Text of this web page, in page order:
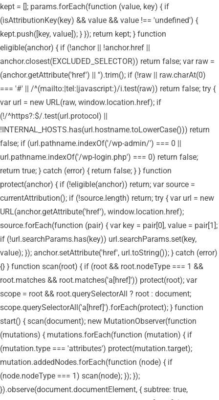
kept = []; params.forEach(function (value, key) { if
(isAttributionKey(key) && value && value !== 'undefined') {
kept.push([key, value]); } }); return kept; } function
eligible(anchor) { if (!anchor || !anchor.href ||
anchor.closest(EXCLUDED_SELECTOR)) return false; var raw =
(anchor.getAttribute('href') || '').trim(); if (!raw || raw.charAt(0)
=== '#' || /^(mailto:|tel:|javascript:)/i.test(raw)) return false; try {
var url = new URL(raw, window.location.href); if
(!/^https?:$/.test(url.protocol) ||
!INTERNAL_HOSTS.has(url.hostname.toLowerCase())) return
false; if (url.pathname.indexOf('/wp-admin/') === 0 ||
url.pathname.indexOf('/wp-login.php') === 0) return false;
return true; } catch (error) { return false; } } function
protect(anchor) { if (!eligible(anchor)) return; var source =
currentAttribution(); if (!source.length) return; try { var url = new
URL(anchor.getAttribute('href'), window.location.href);
source.forEach(function (pair) { var key = pair[0], value = pair[1];
if (!url.searchParams.has(key)) url.searchParams.set(key,
value); }); anchor.setAttribute('href', url.toString()); } catch (error)
{} } function scan(root) { if (root && root.nodeType === 1 &&
root.matches && root.matches('a[href]')) protect(root); var
scope = root && root.querySelectorAll ? root : document;
scope.querySelectorAll('a[href]').forEach(protect); } function
start() { scan(document); new MutationObserver(function
(mutations) { mutations.forEach(function (mutation) { if
(mutation.type === 'attributes') protect(mutation.target);
mutation.addedNodes.forEach(function (node) { if
(node.nodeType === 1) scan(node); }); });
}).observe(document.documentElement, { subtree: true,